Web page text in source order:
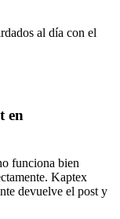
al día con el
en
funciona bien
Kaptex
devuelve el post y